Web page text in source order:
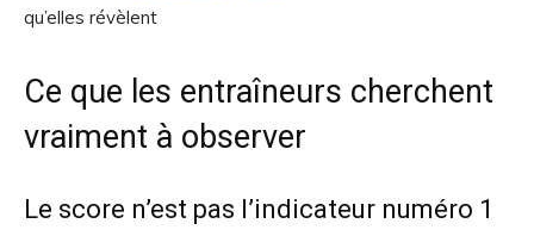
qu’elles révèlent
Ce que les entraîneurs cherchent
vraiment à observer
Le score n’est pas l’indicateur numéro 1